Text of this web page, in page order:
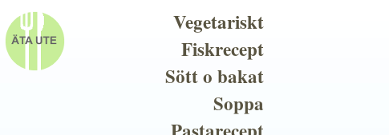
Vegetariskt
Fiskrecept
Sött o bakat
Soppa